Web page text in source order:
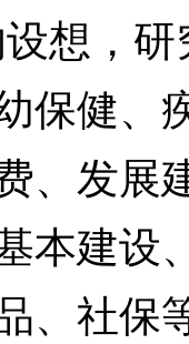
想，
保健、
、发展
本建设
、社保